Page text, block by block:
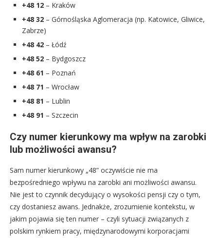
+48 12 – Kraków
+48 32 – Górnośląska Aglomeracja (np. Katowice, Gliwice,
Zabrze)
+48 42 – Łódź
+48 52 – Bydgoszcz
+48 61 – Poznań
+48 71 – Wrocław
+48 81 – Lublin
+48 91 – Szczecin
Czy numer kierunkowy ma wpływ na zarobki
lub możliwości awansu?
Sam numer kierunkowy „48” oczywiście nie ma
bezpośredniego wpływu na zarobki ani możliwości awansu.
Nie jest to czynnik decydujący o wysokości pensji czy o tym,
czy dostaniesz awans. Jednakże, zrozumienie kontekstu, w
jakim pojawia się ten numer – czyli sytuacji związanych z
polskim rynkiem pracy, międzynarodowymi korporacjami